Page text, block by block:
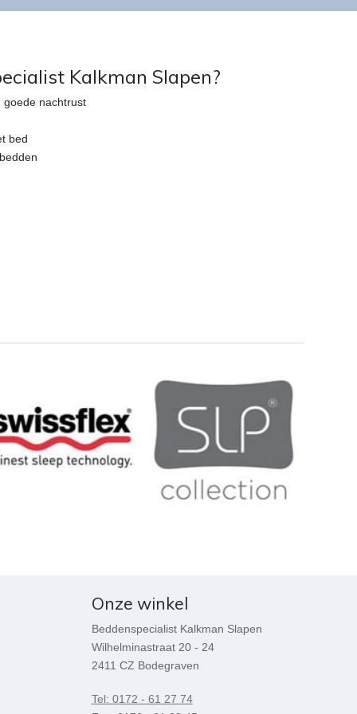
Kalkman Slapen?
goede nachtrust
bed
Onze winkel
Beddenspecialist Kalkman Slapen
Wilhelminastraat 20 - 24
2411 CZ Bodegraven
Tel: 0172 - 61 27 74